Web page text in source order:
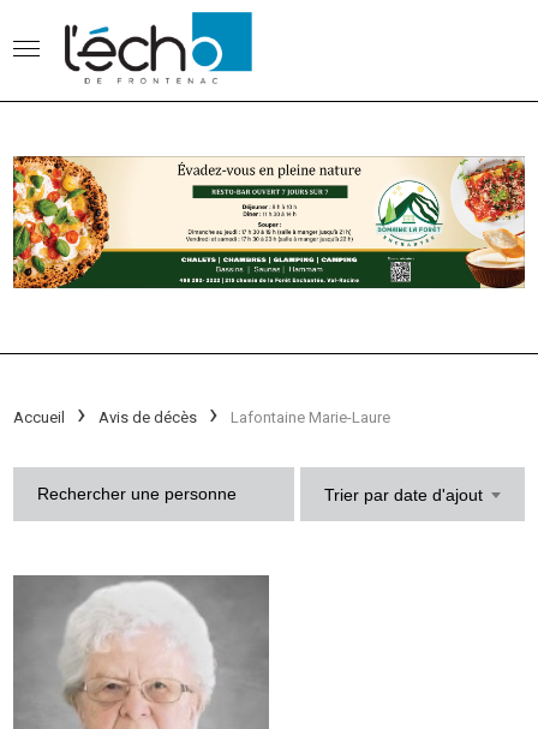
Accueil Avis de décès Lafontaine Marie-Laure
Trier par date d'ajout